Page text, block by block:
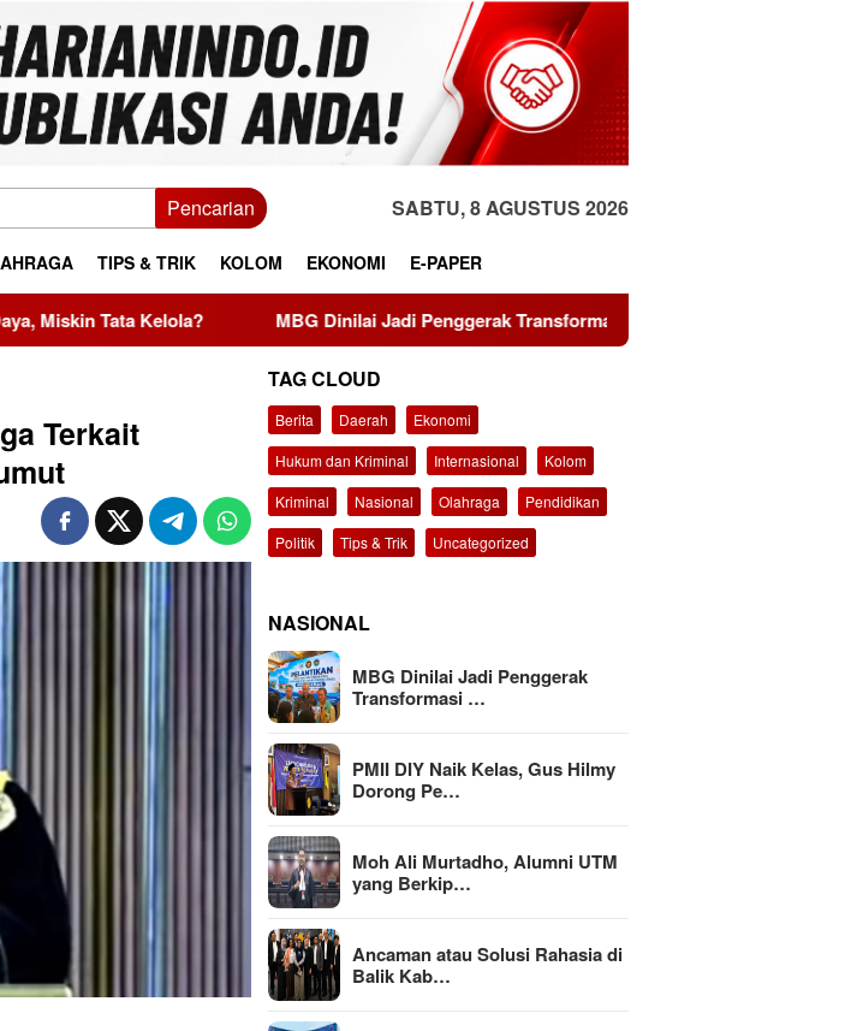
Pencarian SABTU, 8 AGUSTUS 2026
TIPS & TRIK KOLOM EKONOMI E-PAPER
Kelola? MBG Dinilai Jadi Penggerak Transformasi Sistem Pangan Nasional Menuju Indonesia
Terkait
TAG CLOUD
Berita Daerah
Ekonomi
Hukum dan Kriminal
Internasional
Kolom
Kriminal
Nasional Olahraga
Pendidikan
Politik
Tips & Trik Uncategorized
NASIONAL
MBG Dinilai Jadi Penggerak
Transformasi …
PMII DIY Naik Kelas, Gus Hilmy
Dorong Pe…
Moh Ali Murtadho, Alumni UTM
yang Berkip…
Ancaman atau Solusi Rahasia di
Balik Kab…